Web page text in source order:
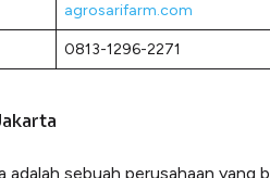
agrosarifarm.com
0813-1296-2271
sebuah perusahaan yang